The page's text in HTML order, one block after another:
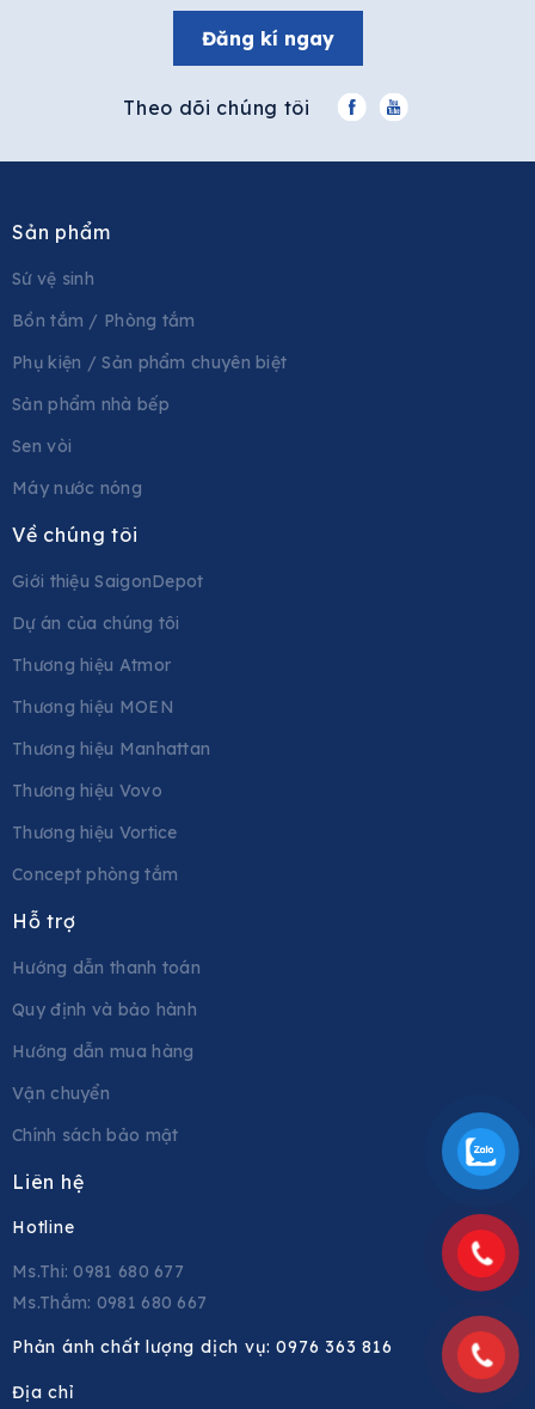
Đăng kí ngay
Theo dõi chúng tôi
Sản phẩm
Sứ vệ sinh
Bồn tắm / Phòng tắm
Phụ kiện / Sản phẩm chuyên biệt
Sản phẩm nhà bếp
Sen vòi
Máy nước nóng
Về chúng tôi
Giới thiệu SaigonDepot
Dự án của chúng tôi
Thương hiệu Atmor
Thương hiệu MOEN
Thương hiệu Manhattan
Thương hiệu Vovo
Thương hiệu Vortice
Concept phòng tắm
Hỗ trợ
Hướng dẫn thanh toán
Quy định và bảo hành
Hướng dẫn mua hàng
Vận chuyển
Chính sách bảo mật
Liên hệ
Hotline
Ms.Thi: 0981 680 677
Ms.Thắm: 0981 680 667
Phản ánh chất lượng dịch vụ:0976 363 816
Địa chỉ